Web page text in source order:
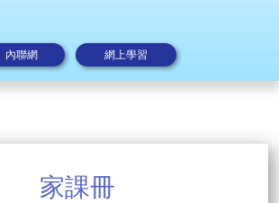
內聯網 網上學習
家課冊